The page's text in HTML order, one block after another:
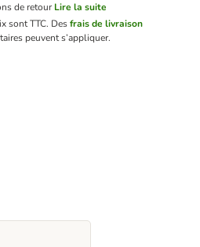
de retour Lire la suite
sont TTC. Desfrais de livraison
peuvent s’appliquer.